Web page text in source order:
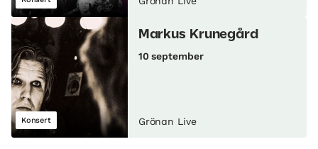
Konsert
Markus Krunegård
10 september
Grönan Live